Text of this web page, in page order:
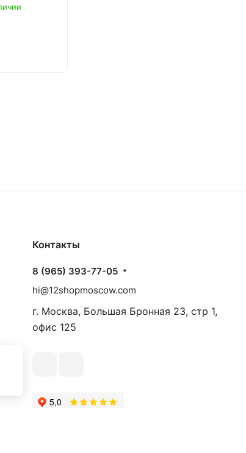
Контакты
8 (965) 393-77-05
hi@12shopmoscow.com
г. Москва, Большая Бронная 23, стр 1,
офис 125